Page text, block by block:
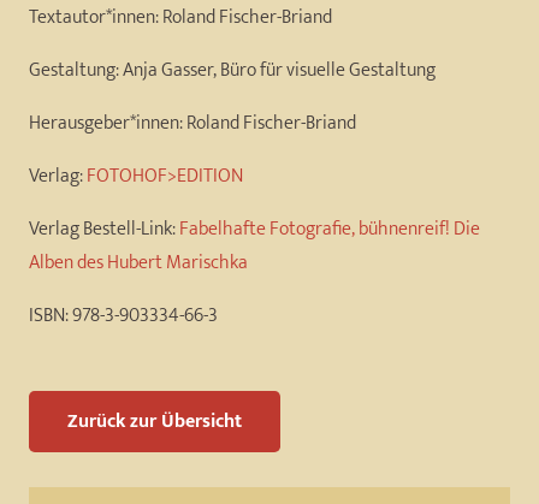
Textautor*innen:Roland Fischer-Briand
Gestaltung:Anja Gasser, Büro für visuelle Gestaltung
Herausgeber*innen:Roland Fischer-Briand
Verlag:FOTOHOF>EDITION
Verlag Bestell-Link:Fabelhafte Fotografie, bühnenreif! Die
Alben des Hubert Marischka
ISBN:978-3-903334-66-3
Zurück zur Übersicht